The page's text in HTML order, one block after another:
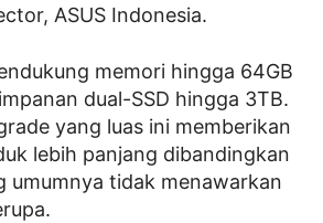
ASUS Indonesia.
memori hingga 64GB
dual-SSD hingga 3TB.
yang luas ini memberikan
lebih panjang dibandingkan
umumnya tidak menawarkan